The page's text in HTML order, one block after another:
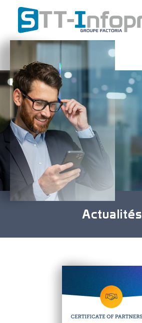
Actualités